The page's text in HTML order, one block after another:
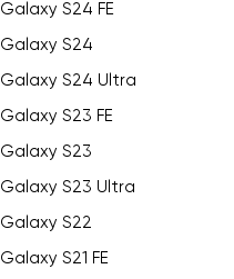
Galaxy S24 FE
Galaxy S24
Galaxy S24 Ultra
Galaxy S23 FE
Galaxy S23
Galaxy S23 Ultra
Galaxy S22
Galaxy S21 FE